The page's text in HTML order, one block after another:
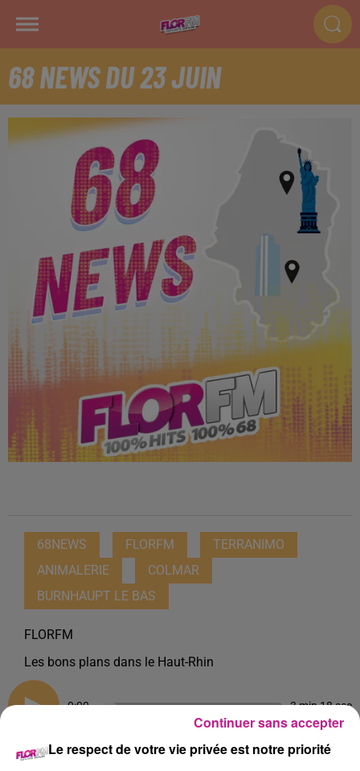
68 NEWS DU 23 JUIN
68NEWS FLORFM
TERRANIMO
ANIMALERIE
COLMAR
BURNHAUPT LE BAS
FLORFM
Les bons plans dans le Haut-Rhin
0:00 3 min 18 sec
Le respect de votre vie privée est notre priorité
Continuer sans accepter